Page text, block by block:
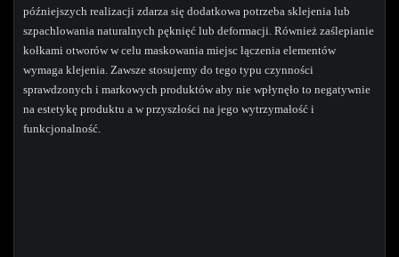
późniejszych realizacji zdarza się dodatkowa potrzeba sklejenia lub
szpachlowania naturalnych pęknięć lub deformacji. Również zaślepianie
kołkami otworów w celu maskowania miejsc łączenia elementów
wymaga klejenia. Zawsze stosujemy do tego typu czynności
sprawdzonych i markowych produktów aby nie wpłynęło to negatywnie
na estetykę produktu a w przyszłości na jego wytrzymałość i
funkcjonalność.